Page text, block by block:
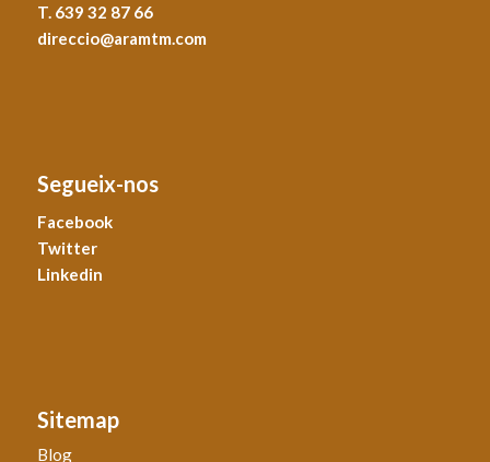
T. 639 32 87 66
direccio@aramtm.com
Segueix-nos
Facebook
Twitter
Linkedin
Sitemap
Blog